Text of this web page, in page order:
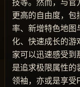
技等。然而，与官
更高的自由度，包
率、新增特色地图
化、快速成长的游
家可以迅速感受到
是追求极限属性的
领袖，亦或是享受